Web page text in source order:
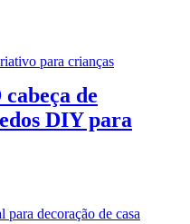
de
DIY para